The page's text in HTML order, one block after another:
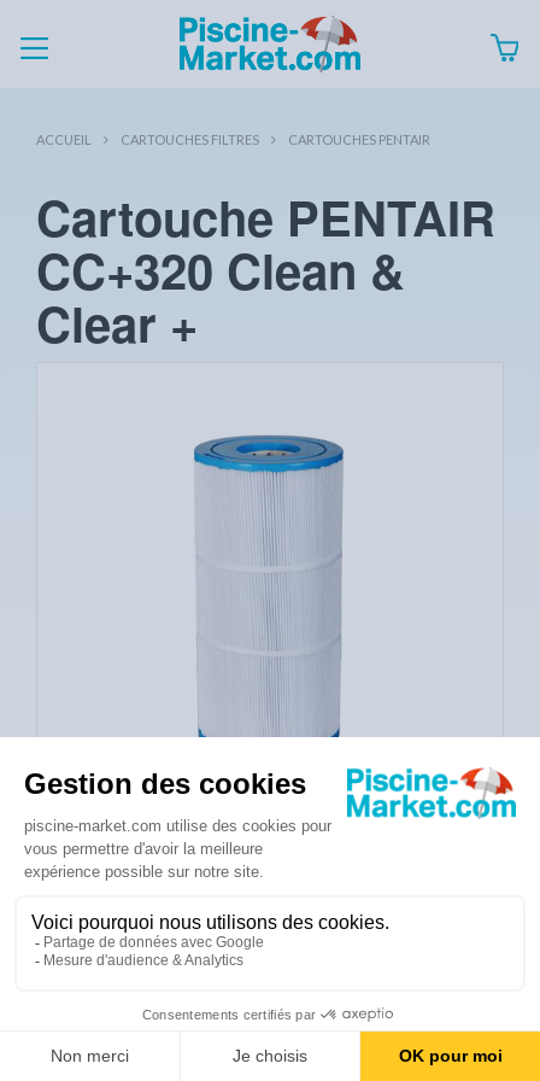
ACCUEIL CARTOUCHES FILTRES CARTOUCHES PENTAIR
Cartouche PENTAIR
CC+320 Clean &
Clear +
114,00 €
Eco taxe incluse